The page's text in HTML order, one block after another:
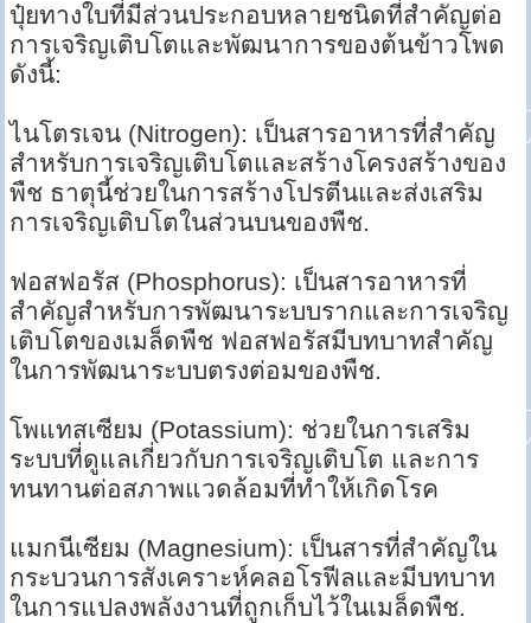
ปุ๋ยทางใบที่มีส่วนประกอบหลายชนิดที่สำคัญต่อ
การเจริญเติบโตและพัฒนาการของต้นข้าวโพด
ดังนี้:
ไนโตรเจน (Nitrogen): เป็นสารอาหารที่สำคัญ
สำหรับการเจริญเติบโตและสร้างโครงสร้างของ
พืช ธาตุนี้ช่วยในการสร้างโปรตีนและส่งเสริม
การเจริญเติบโตในส่วนบนของพืช.
ฟอสฟอรัส (Phosphorus): เป็นสารอาหารที่
สำคัญสำหรับการพัฒนาระบบรากและการเจริญ
เติบโตของเมล็ดพืช ฟอสฟอรัสมีบทบาทสำคัญ
ในการพัฒนาระบบตรงต่อมของพืช.
โพแทสเซียม (Potassium): ช่วยในการเสริม
ระบบที่ดูแลเกี่ยวกับการเจริญเติบโต และการ
ทนทานต่อสภาพแวดล้อมที่ทำให้เกิดโรค
แมกนีเซียม (Magnesium): เป็นสารที่สำคัญใน
กระบวนการสังเคราะห์คลอโรฟีลและมีบทบาท
ในการแปลงพลังงานที่ถูกเก็บไว้ในเมล็ดพืช.